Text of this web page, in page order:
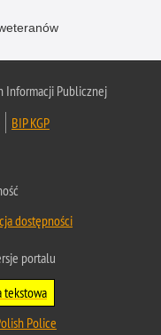
Informacji Publicznej
BIP KGP
dostępności
portalu
tekstowa
Police